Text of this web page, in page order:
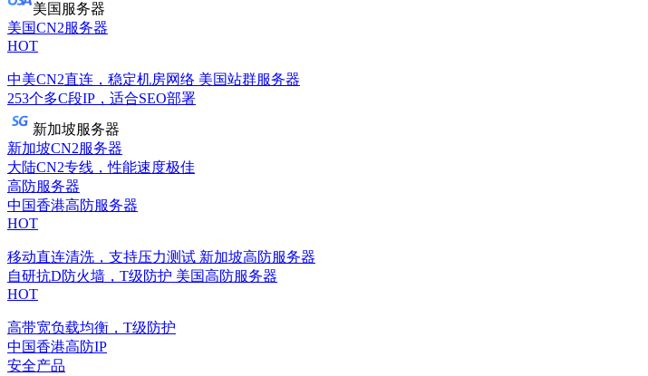
美国服务器
美国CN2服务器
HOT
中美CN2直连，稳定机房网络 美国站群服务器
253个多C段IP，适合SEO部署
新加坡服务器
新加坡CN2服务器
大陆CN2专线，性能速度极佳
高防服务器
中国香港高防服务器
HOT
移动直连清洗，支持压力测试 新加坡高防服务器
自研抗D防火墙，T级防护 美国高防服务器
HOT
高带宽负载均衡，T级防护
中国香港高防IP
安全产品